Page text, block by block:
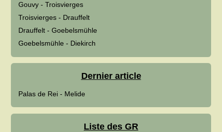
Gouvy - Troisvierges
Troisvierges - Drauffelt
Drauffelt - Goebelsmühle
Goebelsmühle - Diekirch
Dernier article
Palas de Rei - Melide
Liste des GR